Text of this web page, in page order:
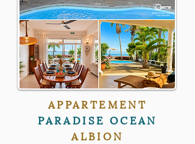
APPARTEMENT
PARADISE OCEAN
ALBION